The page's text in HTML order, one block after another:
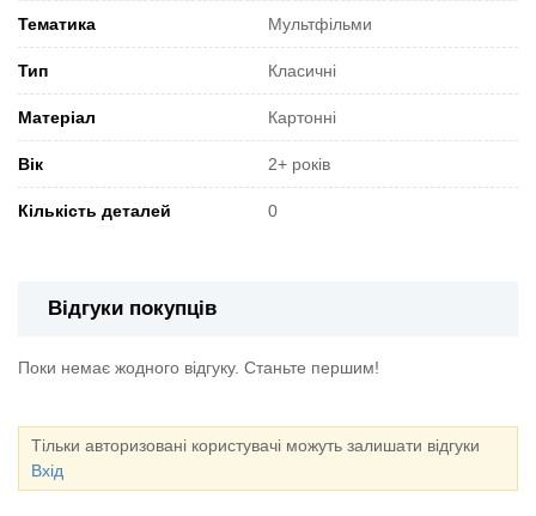
Тематика Мультфільми
Тип Класичні
Матеріал Картонні
Вік 2+ років
Кількість деталей 0
Відгуки покупців
Поки немає жодного відгуку. Станьте першим!
Тільки авторизовані користувачі можуть залишати відгуки
Вхід